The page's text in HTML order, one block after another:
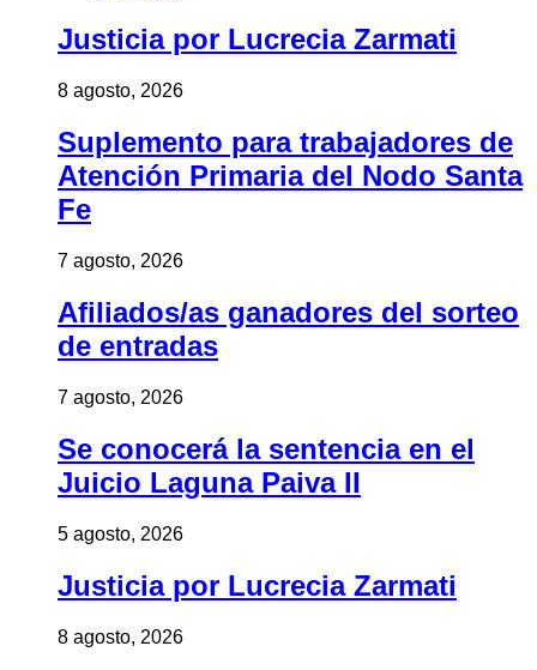
Justicia por Lucrecia Zarmati
8 agosto, 2026
Suplemento para trabajadores de
Atención Primaria del Nodo Santa
Fe
7 agosto, 2026
Afiliados/as ganadores del sorteo
de entradas
7 agosto, 2026
Se conocerá la sentencia en el
Juicio Laguna Paiva II
5 agosto, 2026
Justicia por Lucrecia Zarmati
8 agosto, 2026